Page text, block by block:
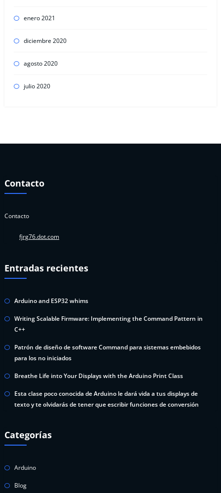
enero 2021
diciembre 2020
agosto 2020
julio 2020
Contacto
Contacto
fjrg76.dot.com
Entradas recientes
Arduino and ESP32 whims
Writing Scalable Firmware: Implementing the Command Pattern in
C++
Patrón de diseño de software Command para sistemas embebidos
para los no iniciados
Breathe Life into Your Displays with the Arduino Print Class
Esta clase poco conocida de Arduino le dará vida a tus displays de
texto y te olvidarás de tener que escribir funciones de conversión
Categorías
Arduino
Blog